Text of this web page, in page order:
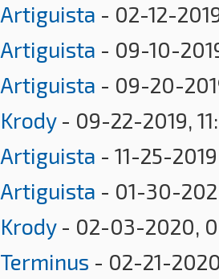
Artiguista - 02-12-
Artiguista - 09-10-
Artiguista - 09-20-
Krody- 09-22-2019,
Artiguista - 11-25-
Artiguista - 01-30-
Krody- 02-03-2020,
Terminus - 02-21-